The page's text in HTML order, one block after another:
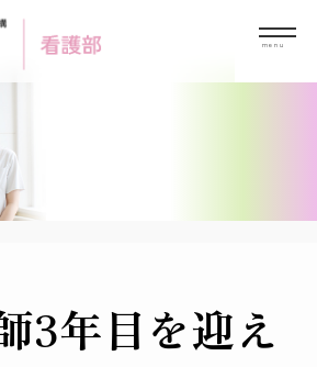
3年目を迎え